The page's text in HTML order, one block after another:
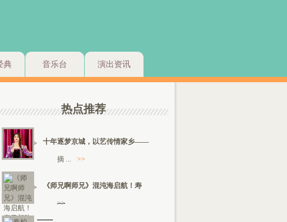
典 音乐台 演出资讯
热点推荐
十年逐梦京城，以艺传情家乡——
摘 ... >>
《师兄啊师兄》混沌海启航！寿
>>